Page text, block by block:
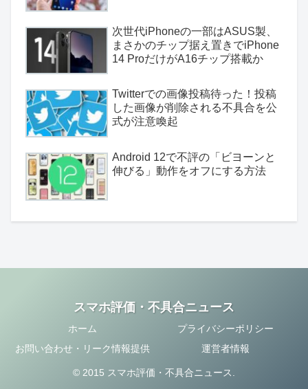
次世代iPhoneの一部はASUS製、
まさかのチップ据え置きでiPhone
14 ProだけがA16チップ搭載か
Twitterでの画像投稿待った！投稿
した画像が削除される不具合を公
式が注意喚起
Android 12で不評の「ビヨーンと
伸びる」動作をオフにする方法
スマホ評価・不具合ニュース
ホーム
プライバシーポリシー
お問い合わせ・リーク情報提供
運営者情報
© 2015 スマホ評価・不具合ニュース.